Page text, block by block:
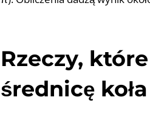
Rzeczy,
średnicę koła